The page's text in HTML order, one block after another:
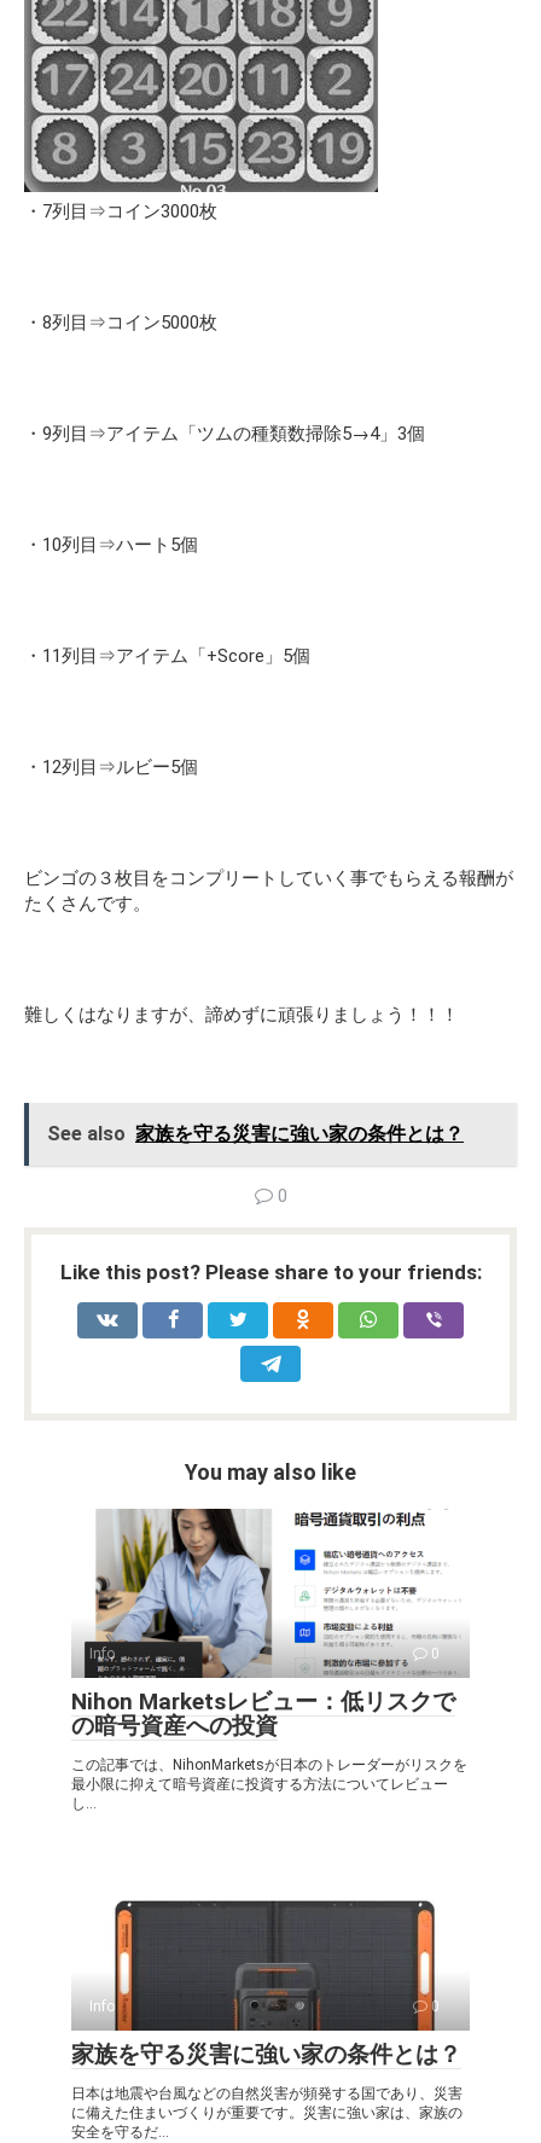
・7列目⇒コイン3000枚
・8列目⇒コイン5000枚
・9列目⇒アイテム「ツムの種類数掃除5→4」3個
・10列目⇒ハート5個
・11列目⇒アイテム「+Score」5個
・12列目⇒ルビー5個
ビンゴの３枚目をコンプリートしていく事でもらえる報酬が
たくさんです。
難しくはなりますが、諦めずに頑張りましょう！！！
See also 家族を守る災害に強い家の条件とは？
0
Like this post? Please share to your friends:
You may also like
Info 0
Nihon Marketsレビュー：低リスクで
の暗号資産への投資
この記事では、NihonMarketsが日本のトレーダーがリスクを
最小限に抑えて暗号資産に投資する方法についてレビュー
し...
Info 0
家族を守る災害に強い家の条件とは？
日本は地震や台風などの自然災害が頻発する国であり、災害
に備えた住まいづくりが重要です。災害に強い家は、家族の
安全を守るだ...